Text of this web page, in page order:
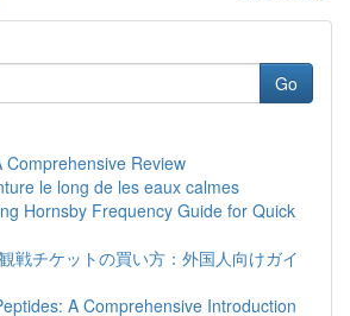
Go
Comprehensive Review
le long de les eaux calmes
Hornsby Frequency Guide for Quick
戦チケットの買い方：外国人向けガイ
A Comprehensive Introduction